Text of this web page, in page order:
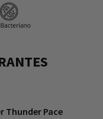
Thunder Pace